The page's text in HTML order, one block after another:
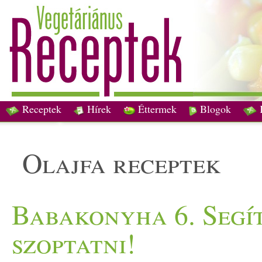
Receptek Hírek Éttermek Blogok
olajfa receptek
Babakonyha 6.
szoptatni!